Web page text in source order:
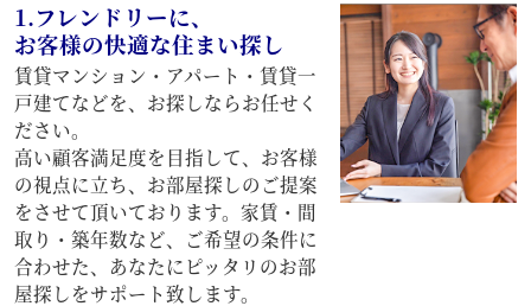
1.フレンドリーに、
お客様の快適な住まい探し
賃貸マンション・アパート・賃貸一
戸建てなどを、お探しならお任せく
ださい。
高い顧客満足度を目指して、お客様
の視点に立ち、お部屋探しのご提案
をさせて頂いております。家賃・間
取り・築年数など、ご希望の条件に
合わせた、あなたにピッタリのお部
屋探しをサポート致します。